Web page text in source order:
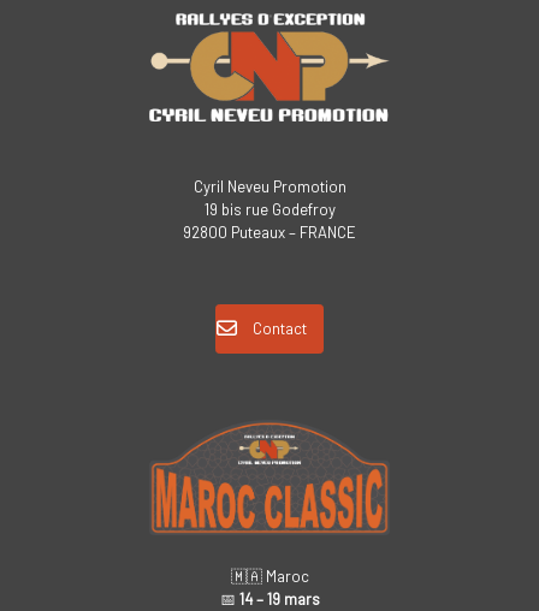
Cyril Neveu Promotion
19 bis rue Godefroy
92800 Puteaux – FRANCE
Contact
🇲🇦 Maroc
📅 14 – 19 mars